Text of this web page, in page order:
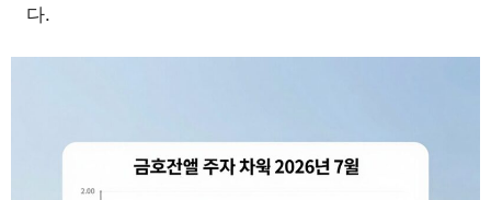
다.